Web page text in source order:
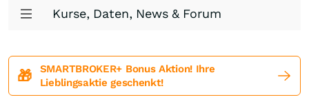
Kurse, Daten, News & Forum
🎁
SMARTBROKER+ Bonus Aktion! Ihre
Lieblingsaktie geschenkt!